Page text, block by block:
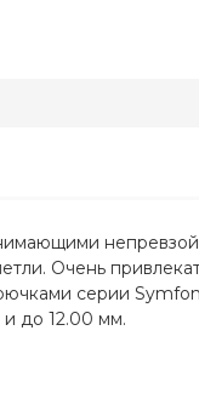
Очень
серии
и до 12.00 мм.